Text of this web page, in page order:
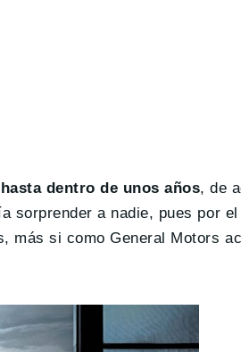
dentro de unos años, de
sorprender a nadie, pues por
más si como General Motors